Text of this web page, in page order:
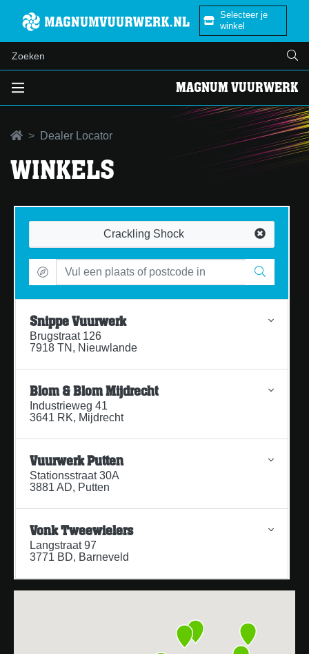
Selecteer je
winkel
MAGNUM VUURWERK
Dealer Locator
WINKELS
Crackling Shock
Snippe Vuurwerk
Brugstraat 126
7918 TN, Nieuwlande
Blom & Blom Mijdrecht
Industrieweg 41
3641 RK, Mijdrecht
Vuurwerk Putten
Stationsstraat 30A
3881 AD, Putten
Vonk Tweewielers
Langstraat 97
3771 BD, Barneveld